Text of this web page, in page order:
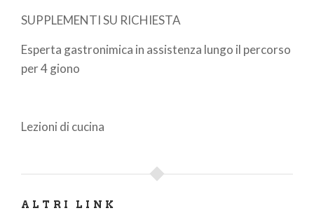
SUPPLEMENTI SU RICHIESTA
Esperta gastronimica in assistenza lungo il percorso
per 4 giono
Lezioni di cucina
ALTRI LINK